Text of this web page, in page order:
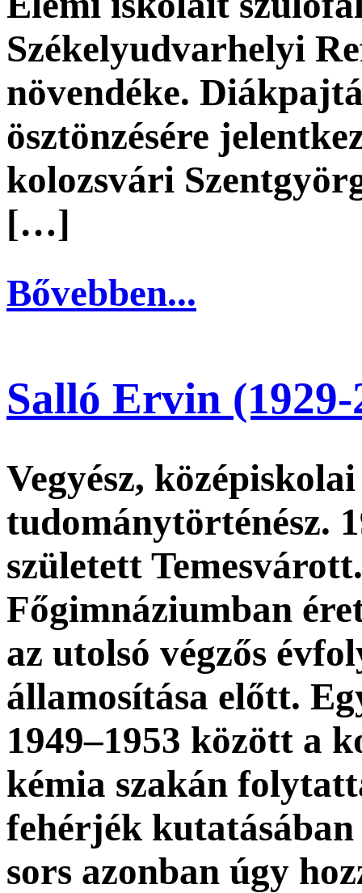
Székelyudvarhelyi
növendéke.
ösztönzésére
kolozsvári
[…]
Bővebben...
Salló Ervin (1929-
Vegyész,
tudománytörténész.
született
Főgimnáziumban
az utolsó végzős
államosítása előtt.
1949–1953 között a
kémia szakán
fehérjék kutatásában
sors azonban úgy